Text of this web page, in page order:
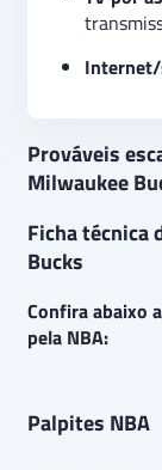
Prováveis
Milwaukee
Ficha técnica
Bucks
Confira abaixo
pela NBA:
Palpites NBA